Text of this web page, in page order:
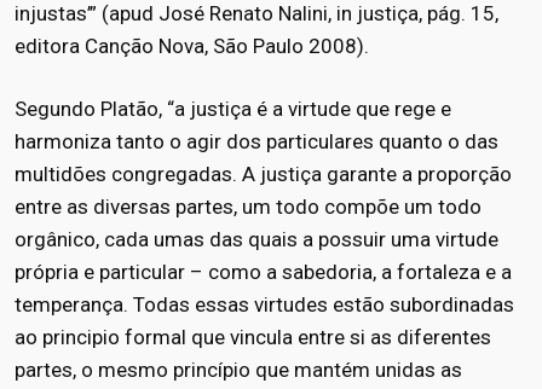
injustas’” (apud José Renato Nalini, in justiça, pág. 15,
editora Canção Nova, São Paulo 2008).
Segundo Platão, “a justiça é a virtude que rege e
harmoniza tanto o agir dos particulares quanto o das
multidões congregadas. A justiça garante a proporção
entre as diversas partes, um todo compõe um todo
orgânico, cada umas das quais a possuir uma virtude
própria e particular – como a sabedoria, a fortaleza e a
temperança. Todas essas virtudes estão subordinadas
ao principio formal que vincula entre si as diferentes
partes, o mesmo princípio que mantém unidas as